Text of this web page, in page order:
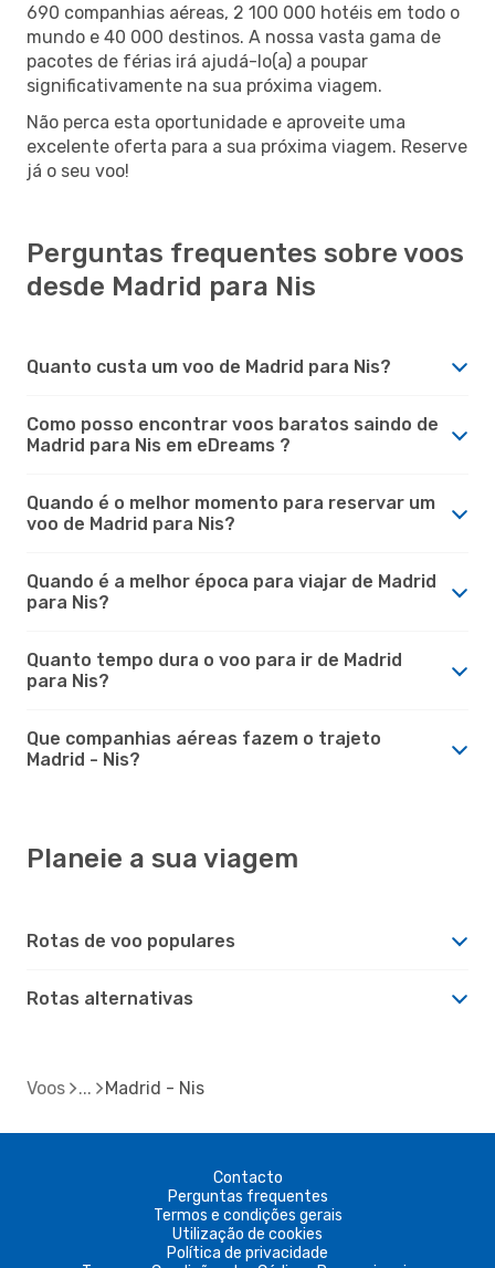
690 companhias aéreas, 2 100 000 hotéis em todo o
mundo e 40 000 destinos. A nossa vasta gama de
pacotes de férias irá ajudá-lo(a) a poupar
significativamente na sua próxima viagem.
Não perca esta oportunidade e aproveite uma
excelente oferta para a sua próxima viagem. Reserve
já o seu voo!
Perguntas frequentes sobre voos
desde Madrid para Nis
Quanto custa um voo de Madrid para Nis?
Como posso encontrar voos baratos saindo de
Madrid para Nis em eDreams ?
Quando é o melhor momento para reservar um
voo de Madrid para Nis?
Quando é a melhor época para viajar de Madrid
para Nis?
Quanto tempo dura o voo para ir de Madrid
para Nis?
Que companhias aéreas fazem o trajeto
Madrid - Nis?
Planeie a sua viagem
Rotas de voo populares
Rotas alternativas
Voos Madrid - Nis
Contacto
Perguntas frequentes
Termos e condições gerais
Utilização de cookies
Política de privacidade